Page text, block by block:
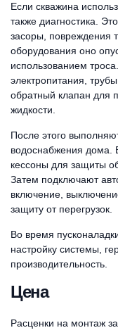
Если скважина
также диагностика.
засоры, повреждения
оборудования оно
использованием
электропитания,
обратный клапан для
жидкости.
После этого
водоснабжения дома.
кессоны для защиты
Затем подключают
включение,
защиту от перегрузок.
Во время
настройку системы,
производительность.
Цена
Расценки на монтаж